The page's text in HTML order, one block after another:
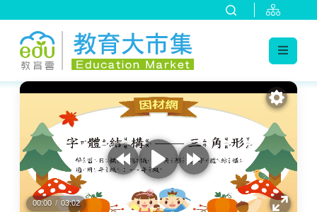
:::
00:00 / 03:02